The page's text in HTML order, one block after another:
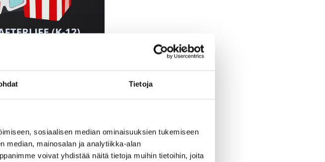
Tietoja
sosiaalisen median ominaisuuksien tukemiseen
median, mainosalan ja analytiikka-alan
voivat yhdistää näitä tietoja muihin tietoihin, joita